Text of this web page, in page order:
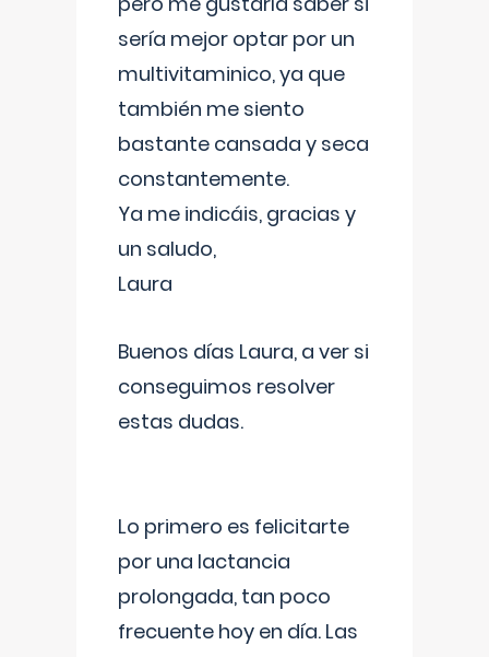
sería mejor optar por un
multivitaminico, ya que
también me siento
bastante cansada y seca
constantemente.
Ya me indicáis, gracias y
un saludo,
Laura
Buenos días Laura, a ver si
conseguimos resolver
estas dudas.
Lo primero es felicitarte
por una lactancia
prolongada, tan poco
frecuente hoy en día. Las